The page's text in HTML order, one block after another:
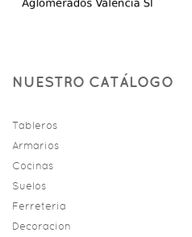
NUESTRO CATÁLOGO
Tableros
Armarios
Cocinas
Suelos
Ferreteria
Decoracion